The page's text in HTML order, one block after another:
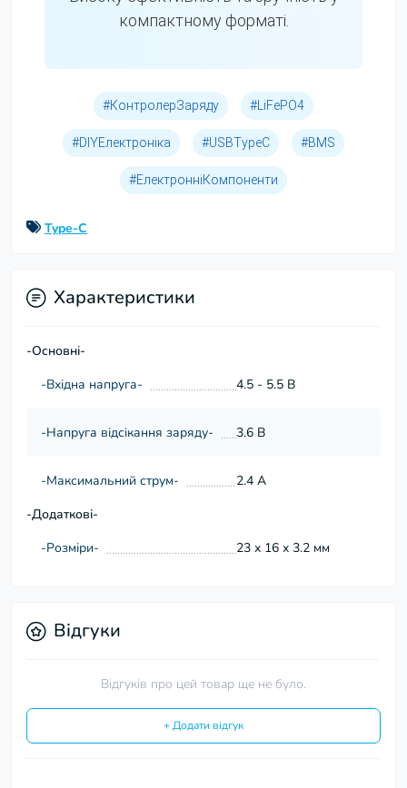
компактному форматі.
#КонтролерЗаряду #LiFePO4
#DIYЕлектроніка #USBTypeC #BMS
#ЕлектронніКомпоненти
Type-C
Характеристики
-Основні-
-Вхідна напруга-
4.5 - 5.5 В
-Напруга відсікання заряду- 3.6 В
-Максимальний струм-
2.4 А
-Додаткові-
-Розміри-
23 х 16 х 3.2 мм
Відгуки
Відгуків про цей товар ще не було.
+ Додати відгук